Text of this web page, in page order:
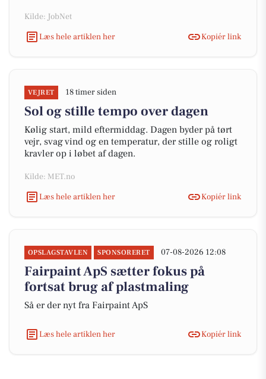
Kilde: JobNet
Læs hele artiklen her
Kopiér link
VEJRET 18 timer siden
Sol og stille tempo over dagen
Kølig start, mild eftermiddag. Dagen byder på tørt
vejr, svag vind og en temperatur, der stille og roligt
kravler op i løbet af dagen.
Kilde: MET.no
Læs hele artiklen her
Kopiér link
OPSLAGSTAVLEN SPONSORERET 07-08-2026 12:08
Fairpaint ApS sætter fokus på
fortsat brug af plastmaling
Så er der nyt fra Fairpaint ApS
Læs hele artiklen her Kopiér link